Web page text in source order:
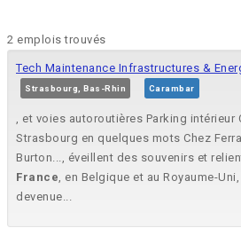
2 emplois trouvés
Tech Maintenance Infrastructures &
Strasbourg, Bas-Rhin Carambar
, et voies autoroutières Parking intérieur
Strasbourg en quelques mots Chez
Burton..., éveillent des souvenirs et
France, en Belgique et au Royaume-
devenue...